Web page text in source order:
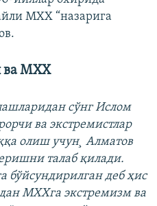
МХХ “назарига
ва МХХ
сўнг Ислом
ва экстремистлар
олиш учун¸ Алматов
талаб қилади.
бўйсундирилган деб ҳис
МХХга экстремизм ва